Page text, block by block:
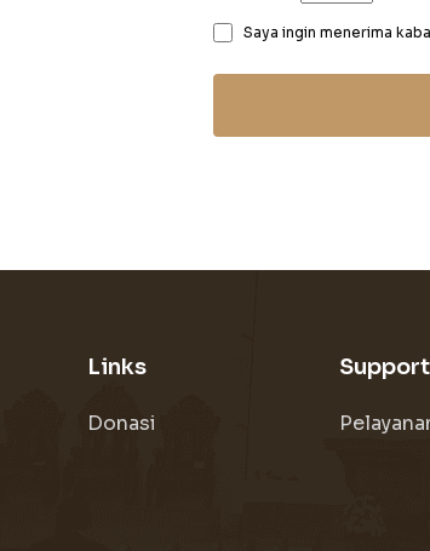
Saya ingin menerima
Links
Donasi
Support